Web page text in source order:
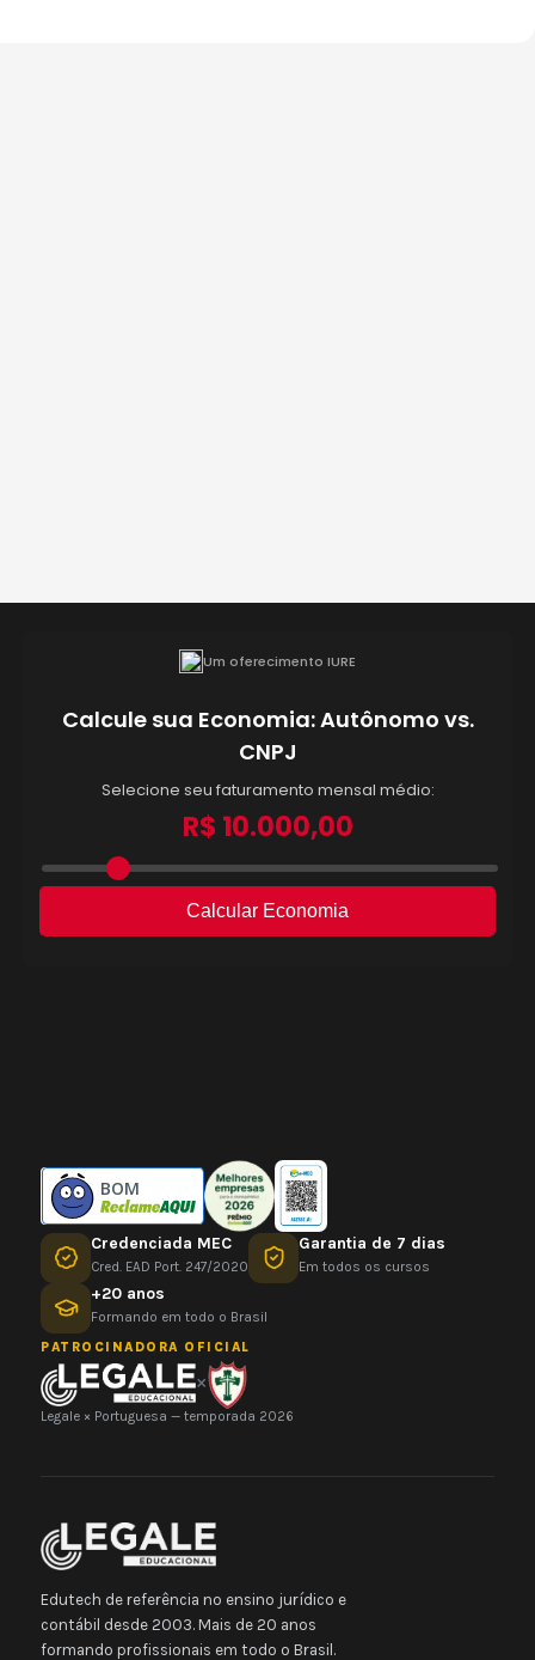
BOM
Credenciada MEC
Cred. EAD Port. 247/2020
Garantia de 7 dias
Em todos os cursos
+20 anos
Formando em todo o Brasil
PATROCINADORA OFICIAL
×
Legale × Portuguesa — temporada 2026
Edutech de referência no ensino jurídico e
contábil desde 2003. Mais de 20 anos
formando profissionais em todo o Brasil.